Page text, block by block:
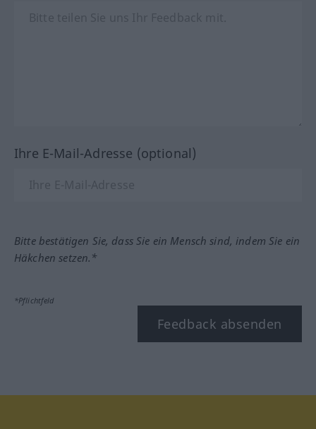
Ihre E-Mail-Adresse (optional)
Bitte bestätigen Sie, dass Sie ein Mensch sind, indem Sie ein
Häkchen setzen.*
*Pflichtfeld
Feedback absenden